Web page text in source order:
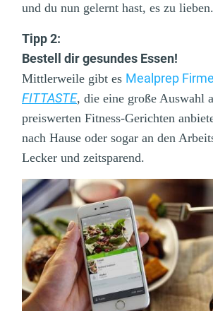
und du nun gelernt hast, es zu lieben.
Tipp 2:
Bestell dir gesundes Essen!
Mittlerweile gibt es Mealprep
FITTASTE, die eine große Auswahl
preiswerten Fitness-Gerichten
nach Hause oder sogar an den
Lecker und zeitsparend.